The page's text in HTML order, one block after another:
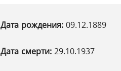
Дата рождения: 09.12.1889
Дата смерти: 29.10.1937